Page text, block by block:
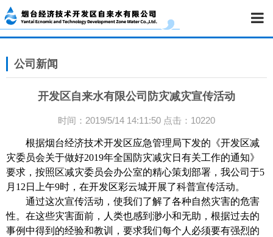
公司新闻
开发区自来水有限公司防灾减灾宣传活动
时间：2019/5/14 14:11:50 点击：10220
根据烟台经济技术开发区应急管理局下发的《开发区减
灾委员会关于做好2019年全国防灾减灾日有关工作的通知》
要求 ，按照区减灾委员会办公室的精心策划部署，我公司 于5
月12日上午9时， 在开发区彩云城开展了科普宣传活动。
通过这次宣传活动，使我们了解了各种自然灾害的危害
性。 在这些灾害面前，人类也感到渺小和无助，根据过去的
事例中得到的经验和教训，要求我们每个人必须要有强烈的